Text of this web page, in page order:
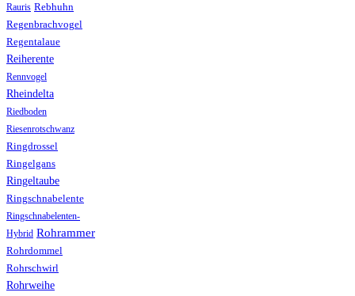
Rauris Rebhuhn
Regenbrachvogel
Regentalaue
Reiherente
Rennvogel
Rheindelta
Riedboden
Riesenrotschwanz
Ringdrossel
Ringelgans
Ringeltaube
Ringschnabelente
Ringschnabelenten-
Hybrid Rohrammer
Rohrdommel
Rohrschwirl
Rohrweihe